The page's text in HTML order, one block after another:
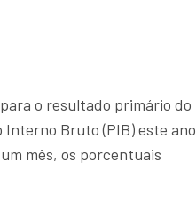
o resultado primário do
Bruto (PIB) este ano
mês, os porcentuais